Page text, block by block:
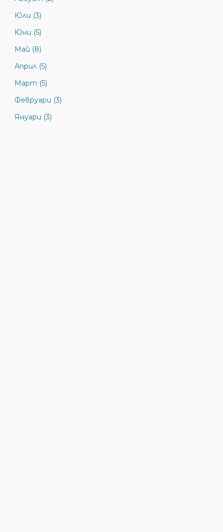
Юли (3)
Юни (5)
Май (8)
Април (5)
Март (5)
Февруари (3)
Януари (3)